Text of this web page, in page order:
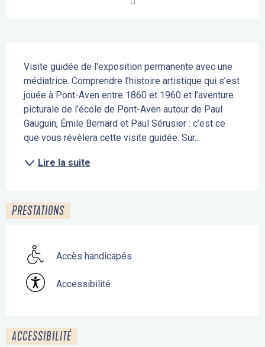
Visite guidée de l'exposition permanente avec une
médiatrice. Comprendre l’histoire artistique qui s’est
jouée à Pont-Aven entre 1860 et 1960 et l’aventure
picturale de l’école de Pont-Aven autour de Paul
Gauguin, Émile Bernard et Paul Sérusier : c’est ce
que vous révèlera cette visite guidée. Sur...
Lire la suite
PRESTATIONS
Accès handicapés
Accessibilité
ACCESSIBILITÉ